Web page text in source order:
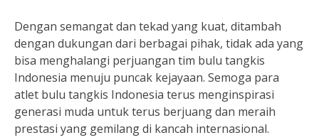
Dengan semangat dan tekad yang kuat, ditambah
dengan dukungan dari berbagai pihak, tidak ada yang
bisa menghalangi perjuangan tim bulu tangkis
Indonesia menuju puncak kejayaan. Semoga para
atlet bulu tangkis Indonesia terus menginspirasi
generasi muda untuk terus berjuang dan meraih
prestasi yang gemilang di kancah internasional.